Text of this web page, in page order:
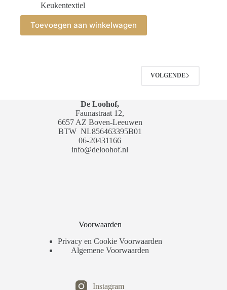
Keukentextiel
Toevoegen aan winkelwagen
VOLGENDE
De Loohof,
Faunastraat 12,
6657 AZ Boven-Leeuwen
BTW NL856463395B01
06-20431166
info@deloohof.nl
Voorwaarden
Privacy en Cookie Voorwaarden
Algemene Voorwaarden
Instagram